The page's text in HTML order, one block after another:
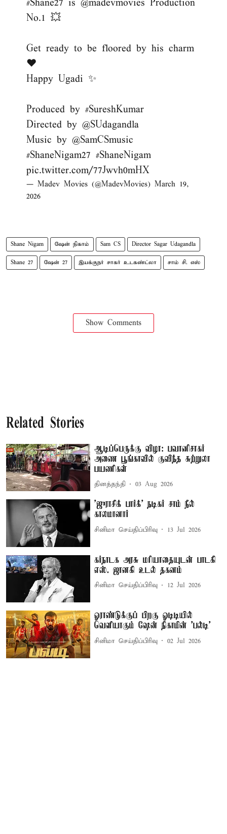
#Shane27 is @madevmovies Production
No.1 💥
Get ready to be floored by his charm
❤️
Happy Ugadi ✨
Produced by #SureshKumar
Directed by @SUdagandla
Music by @SamCSmusic
#ShaneNigam27 #ShaneNigam
pic.twitter.com/77Jwvh0mHX
— Madev Movies (@MadevMovies) March 19,
2026
Shane Nigam ஷேன் நிகாம் Sam CS Director Sagar Udagandla
Shane 27 ஷேன் 27 இயக்குநர் சாகர் உடகண்ட்லா சாம் சி. எஸ்
Show Comments
Related Stories
ஆடிப்பெருக்கு விழா: பவானிசாகர்
அணை பூங்காவில் குவிந்த சுற்றுலா
பயணிகள்
தினத்தந்தி 03 Aug 2026
'ஜுராசிக் பார்க்' நடிகர் சாம் நீல்
காலமானார்
சினிமா செய்திப்பிரிவு 13 Jul 2026
கர்நாடக அரசு மரியாதையுடன் பாடகி
எஸ். ஜானகி உடல் தகனம்
சினிமா செய்திப்பிரிவு 12 Jul 2026
ஓராண்டுக்குப் பிறகு ஓடிடியில்
வெளியாகும் ஷேன் நிகாமின் 'பல்டி'
சினிமா செய்திப்பிரிவு 02 Jul 2026